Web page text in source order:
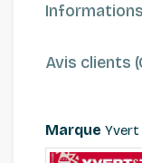
Avis clients
Marque Yvert